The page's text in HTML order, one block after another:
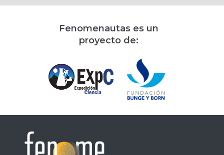
Fenomenautas es un
proyecto de: